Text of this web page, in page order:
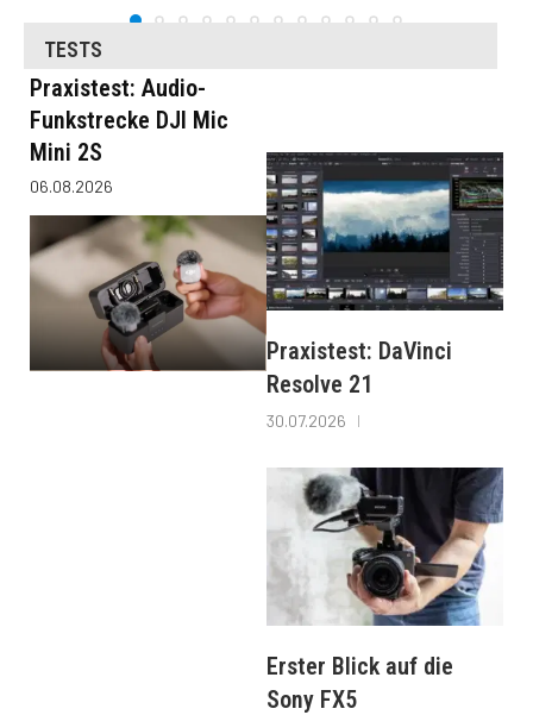
TESTS
Praxistest: Audio-
Funkstrecke DJI Mic
Mini 2S
06.08.2026
Praxistest: DaVinci
Resolve 21
30.07.2026
Erster Blick auf die
Sony FX5